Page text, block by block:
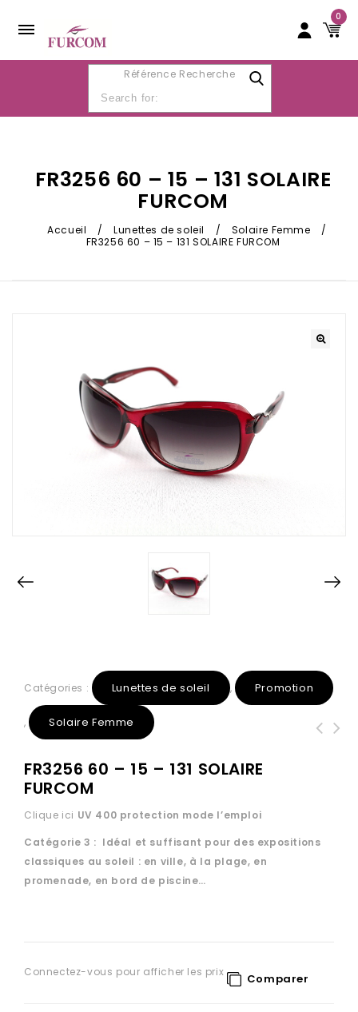
0
Référence Recherche
FR3256 60 – 15 – 131 SOLAIRE
FURCOM
Accueil / Lunettes de soleil / Solaire Femme
/
FR3256 60 – 15 – 131 SOLAIRE FURCOM
Catégories : Lunettes de soleil , Promotion
, Solaire Femme
FR3256 60 – 15 – 131 SOLAIRE
FURCOM
Clique ici UV 400 protection mode l’emploi
Catégorie 3 : Idéal et suffisant pour des expositions
classiques au soleil : en ville, à la plage, en
promenade, en bord de piscine…
Connectez-vous pour afficher les prix Comparer